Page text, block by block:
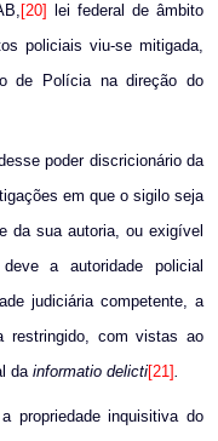
[20]
lei federal de âmbito
policiais viu-se mitigada,
de Polícia na direção do
poder discricionário da
em que o sigilo seja
da sua autoria, ou exigível
a autoridade policial
judiciária competente, a
restringido, com vistas ao
da informatio delicti[21].
propriedade inquisitiva do